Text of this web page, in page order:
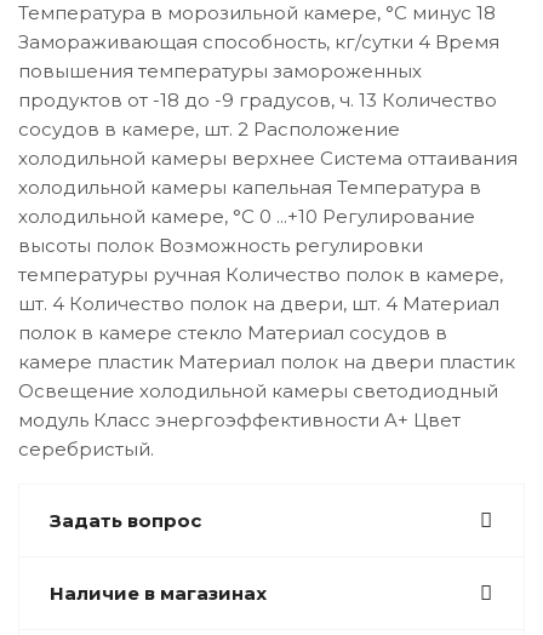
Температура в морозильной камере, °C минус 18
Замораживающая способность, кг/сутки 4 Время
повышения температуры замороженных
продуктов от -18 до -9 градусов, ч. 13 Количество
сосудов в камере, шт. 2 Расположение
холодильной камеры верхнее Система оттаивания
холодильной камеры капельная Температура в
холодильной камере, °C 0 ...+10 Регулирование
высоты полок Возможность регулировки
температуры ручная Количество полок в камере,
шт. 4 Количество полок на двери, шт. 4 Материал
полок в камере стекло Материал сосудов в
камере пластик Материал полок на двери пластик
Освещение холодильной камеры светодиодный
модуль Класс энергоэффективности A+ Цвет
серебристый.
Задать вопрос
Наличие в магазинах